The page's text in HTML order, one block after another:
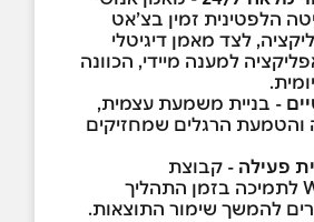
הלפטינית זמין בצ’אט
לצד מאמן דיגיטלי
למענה מיידי, הכוונה
- בניית משמעת עצמית,
והטמעת הרגלים שמחזיקים
פעילה - קבוצת
WHATSAPP לתמיכה בזמן התהליך
להמשך שימור התוצאות.